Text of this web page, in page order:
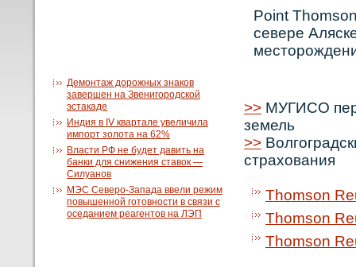
Демонтаж дорожных знаков
завершен на Звенигородской
эстакаде
Индия в IV квартале увеличила
импорт золота на 62%
Власти РФ не будет давить на
банки для снижения ставок —
Силуанов
МЭС Северо-Запада ввели режим
повышенной готовности в связи с
оседанием реагентов на ЛЭП
Point
севере
>> МУГИСО
земель
>>
страхования
Thomson
Thomson
Thomson